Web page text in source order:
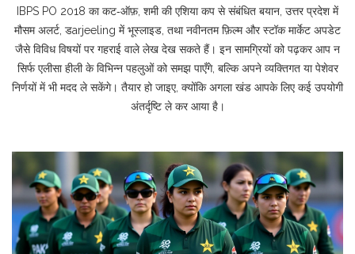
IBPS PO 2018 का कट‑ऑफ़, शमी की एशिया कप से संबंधित बयान, उत्तर प्रदेश में
मौसम अलर्ट, डarjeeling में भूस्लाइड, तथा नवीनतम फ़िल्म और स्टॉक मार्केट अपडेट
जैसे विविध विषयों पर गहराई वाले लेख देख सकते हैं। इन सामग्रियों को पढ़कर आप न
सिर्फ एलीसा हीली के विभिन्न पहलुओं को समझ पाएँगे, बल्कि अपने व्यक्तिगत या पेशेवर
निर्णयों में भी मदद ले सकेंगे। तैयार हो जाइए, क्योंकि अगला खंड आपके लिए कई उपयोगी
अंतर्दृष्टि ले कर आया है।